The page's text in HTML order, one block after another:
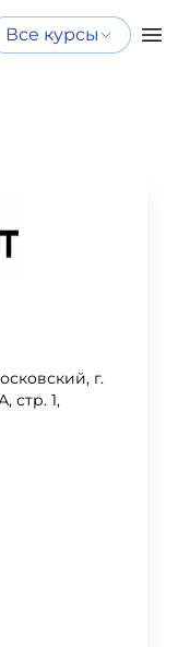
Все курсы
г.
стр. 1,